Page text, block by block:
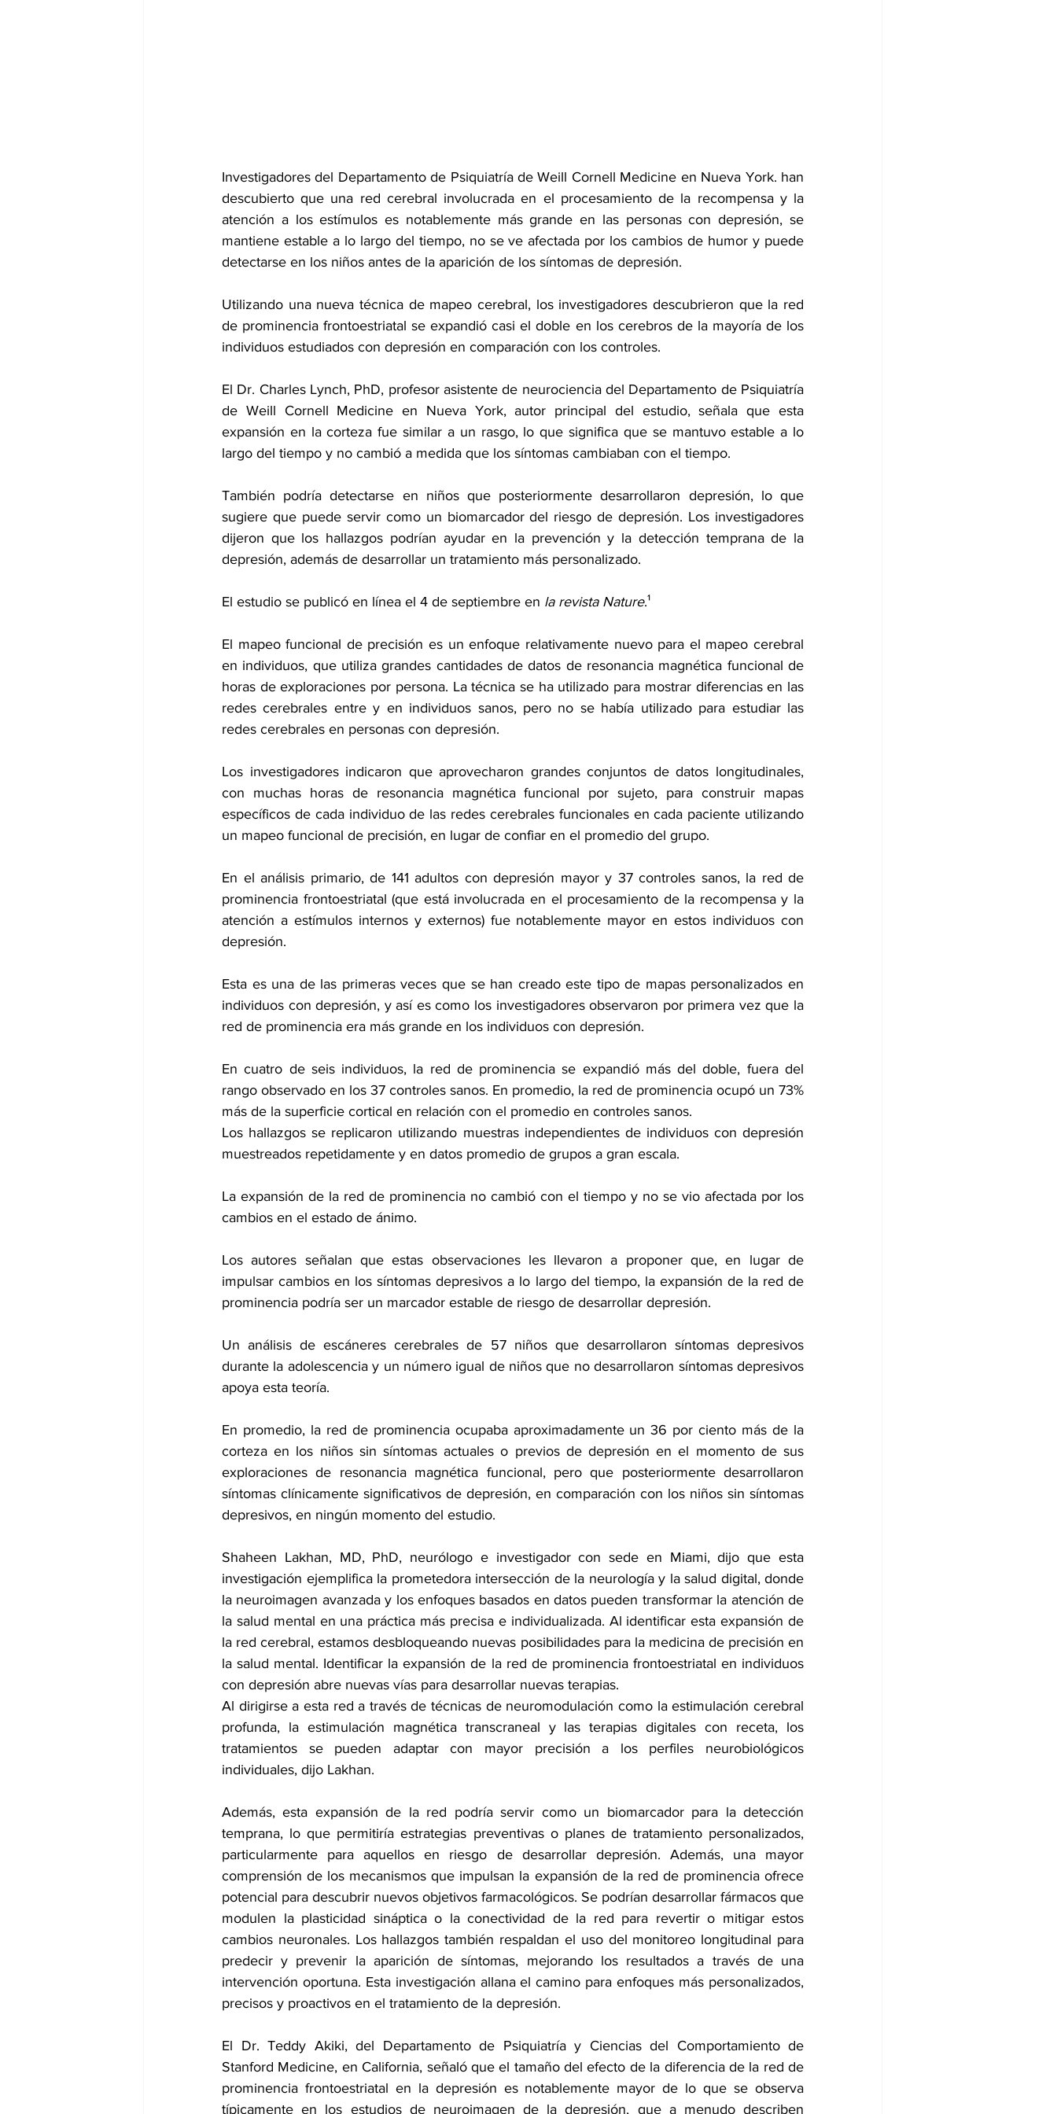
Investigadores del Departamento de Psiquiatría de Weill Cornell Medicine en Nueva York. han
descubierto que una red cerebral involucrada en el procesamiento de la recompensa y la
atención a los estímulos es notablemente más grande en las personas con depresión, se
mantiene estable a lo largo del tiempo, no se ve afectada por los cambios de humor y puede
detectarse en los niños antes de la aparición de los síntomas de depresión.
Utilizando una nueva técnica de mapeo cerebral, los investigadores descubrieron que la red
de prominencia frontoestriatal se expandió casi el doble en los cerebros de la mayoría de los
individuos estudiados con depresión en comparación con los controles.
El Dr. Charles Lynch, PhD, profesor asistente de neurociencia del Departamento de Psiquiatría
de Weill Cornell Medicine en Nueva York, autor principal del estudio, señala que esta
expansión en la corteza fue similar a un rasgo, lo que significa que se mantuvo estable a lo
largo del tiempo y no cambió a medida que los síntomas cambiaban con el tiempo.
También podría detectarse en niños que posteriormente desarrollaron depresión, lo que
sugiere que puede servir como un biomarcador del riesgo de depresión. Los investigadores
dijeron que los hallazgos podrían ayudar en la prevención y la detección temprana de la
depresión, además de desarrollar un tratamiento más personalizado.
El estudio se publicó en línea el 4 de septiembre en la revista Nature.¹
El mapeo funcional de precisión es un enfoque relativamente nuevo para el mapeo cerebral
en individuos, que utiliza grandes cantidades de datos de resonancia magnética funcional de
horas de exploraciones por persona. La técnica se ha utilizado para mostrar diferencias en las
redes cerebrales entre y en individuos sanos, pero no se había utilizado para estudiar las
redes cerebrales en personas con depresión.
Los investigadores indicaron que aprovecharon grandes conjuntos de datos longitudinales,
con muchas horas de resonancia magnética funcional por sujeto, para construir mapas
específicos de cada individuo de las redes cerebrales funcionales en cada paciente utilizando
un mapeo funcional de precisión, en lugar de confiar en el promedio del grupo.
En el análisis primario, de 141 adultos con depresión mayor y 37 controles sanos, la red de
prominencia frontoestriatal (que está involucrada en el procesamiento de la recompensa y la
atención a estímulos internos y externos) fue notablemente mayor en estos individuos con
depresión.
Esta es una de las primeras veces que se han creado este tipo de mapas personalizados en
individuos con depresión, y así es como los investigadores observaron por primera vez que la
red de prominencia era más grande en los individuos con depresión.
En cuatro de seis individuos, la red de prominencia se expandió más del doble, fuera del
rango observado en los 37 controles sanos. En promedio, la red de prominencia ocupó un 73%
más de la superficie cortical en relación con el promedio en controles sanos.
Los hallazgos se replicaron utilizando muestras independientes de individuos con depresión
muestreados repetidamente y en datos promedio de grupos a gran escala.
La expansión de la red de prominencia no cambió con el tiempo y no se vio afectada por los
cambios en el estado de ánimo.
Los autores señalan que estas observaciones les llevaron a proponer que, en lugar de
impulsar cambios en los síntomas depresivos a lo largo del tiempo, la expansión de la red de
prominencia podría ser un marcador estable de riesgo de desarrollar depresión.
Un análisis de escáneres cerebrales de 57 niños que desarrollaron síntomas depresivos
durante la adolescencia y un número igual de niños que no desarrollaron síntomas depresivos
apoya esta teoría.
En promedio, la red de prominencia ocupaba aproximadamente un 36 por ciento más de la
corteza en los niños sin síntomas actuales o previos de depresión en el momento de sus
exploraciones de resonancia magnética funcional, pero que posteriormente desarrollaron
síntomas clínicamente significativos de depresión, en comparación con los niños sin síntomas
depresivos, en ningún momento del estudio.
Shaheen Lakhan, MD, PhD, neurólogo e investigador con sede en Miami, dijo que esta
investigación ejemplifica la prometedora intersección de la neurología y la salud digital, donde
la neuroimagen avanzada y los enfoques basados en datos pueden transformar la atención de
la salud mental en una práctica más precisa e individualizada. Al identificar esta expansión de
la red cerebral, estamos desbloqueando nuevas posibilidades para la medicina de precisión en
la salud mental. Identificar la expansión de la red de prominencia frontoestriatal en individuos
con depresión abre nuevas vías para desarrollar nuevas terapias.
Al dirigirse a esta red a través de técnicas de neuromodulación como la estimulación cerebral
profunda, la estimulación magnética transcraneal y las terapias digitales con receta, los
tratamientos se pueden adaptar con mayor precisión a los perfiles neurobiológicos
individuales, dijo Lakhan.
Además, esta expansión de la red podría servir como un biomarcador para la detección
temprana, lo que permitiría estrategias preventivas o planes de tratamiento personalizados,
particularmente para aquellos en riesgo de desarrollar depresión. Además, una mayor
comprensión de los mecanismos que impulsan la expansión de la red de prominencia ofrece
potencial para descubrir nuevos objetivos farmacológicos. Se podrían desarrollar fármacos que
modulen la plasticidad sináptica o la conectividad de la red para revertir o mitigar estos
cambios neuronales. Los hallazgos también respaldan el uso del monitoreo longitudinal para
predecir y prevenir la aparición de síntomas, mejorando los resultados a través de una
intervención oportuna. Esta investigación allana el camino para enfoques más personalizados,
precisos y proactivos en el tratamiento de la depresión.
El Dr. Teddy Akiki, del Departamento de Psiquiatría y Ciencias del Comportamiento de
Stanford Medicine, en California, señaló que el tamaño del efecto de la diferencia de la red de
prominencia frontoestriatal en la depresión es notablemente mayor de lo que se observa
típicamente en los estudios de neuroimagen de la depresión, que a menudo describen